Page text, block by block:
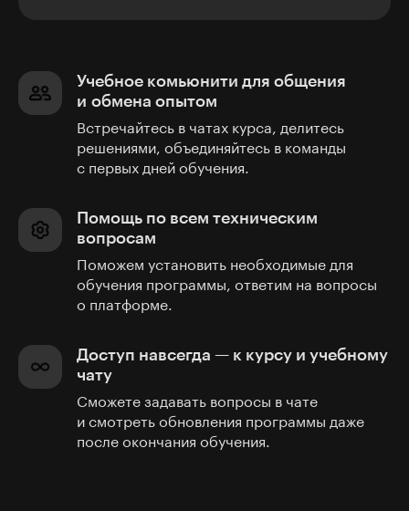
Учебное комьюнити для общения
и обмена опытом
Встречайтесь в чатах курса, делитесь
решениями, объединяйтесь в команды
с первых дней обучения.
Помощь по всем техническим
вопросам
Поможем установить необходимые для
обучения программы, ответим на вопросы
о платформе.
Доступ навсегда — к курсу и учебному
чату
Сможете задавать вопросы в чате
и смотреть обновления программы даже
после окончания обучения.